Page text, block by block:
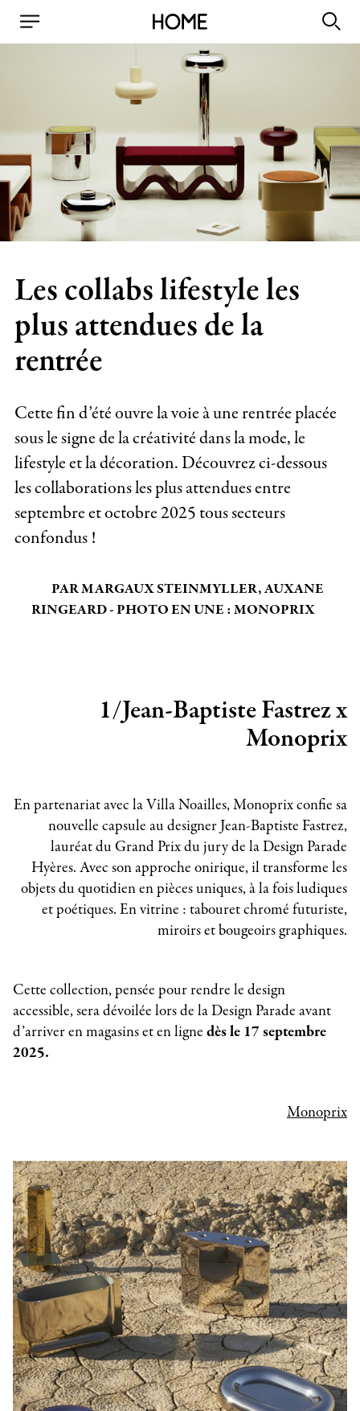
Les collabs lifestyle les
plus attendues de la
rentrée
Cette fin d’été ouvre la voie à une rentrée placée
sous le signe de la créativité dans la mode, le
lifestyle et la décoration. Découvrez ci-dessous
les collaborations les plus attendues entre
septembre et octobre 2025 tous secteurs
confondus !
PAR MARGAUX STEINMYLLER, AUXANE
RINGEARD - PHOTO EN UNE : MONOPRIX
1/Jean-Baptiste Fastrez x
Monoprix
En partenariat avec la Villa Noailles, Monoprix confie sa
nouvelle capsule au designer Jean-Baptiste Fastrez,
lauréat du Grand Prix du jury de la Design Parade
Hyères. Avec son approche onirique, il transforme les
objets du quotidien en pièces uniques, à la fois ludiques
et poétiques. En vitrine : tabouret chromé futuriste,
miroirs et bougeoirs graphiques.
Cette collection, pensée pour rendre le design
accessible, sera dévoilée lors de la Design Parade avant
d’arriver en magasins et en lignedès le 17 septembre
2025.
Monoprix